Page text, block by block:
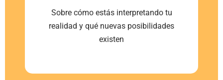
Sobre cómo estás interpretando tu
realidad y qué nuevas posibilidades
existen